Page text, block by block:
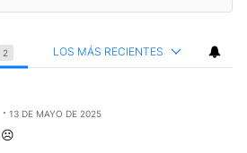
2 LOS MÁS RECIENTES
13 DE MAYO DE 2025
☹️